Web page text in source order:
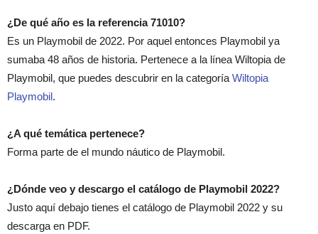
¿De qué año es la referencia 71010?
Es un Playmobil de 2022. Por aquel entonces Playmobil ya
sumaba 48 años de historia. Pertenece a la línea Wiltopia de
Playmobil, que puedes descubrir en la categoría Wiltopia
Playmobil.
¿A qué temática pertenece?
Forma parte de el mundo náutico de Playmobil.
¿Dónde veo y descargo el catálogo de Playmobil 2022?
Justo aquí debajo tienes el catálogo de Playmobil 2022 y su
descarga en PDF.